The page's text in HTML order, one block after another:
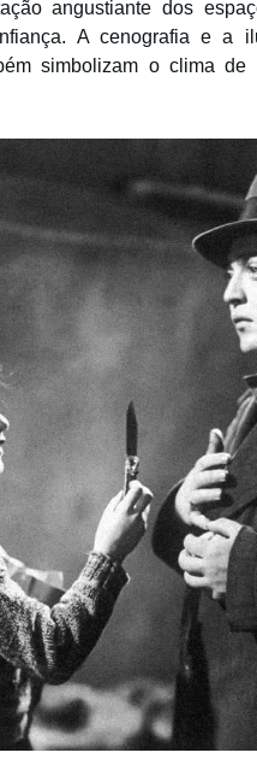
angustiante dos
A cenografia e a
simbolizam o clima